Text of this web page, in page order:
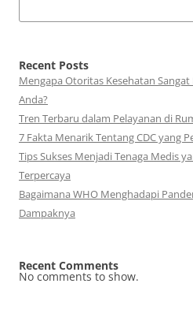
Recent Posts
Mengapa Otoritas Kesehatan
Anda?
Tren Terbaru dalam Pelayanan di
7 Fakta Menarik Tentang CDC yang
Tips Sukses Menjadi Tenaga Medis
Terpercaya
Bagaimana WHO Menghadapi
Dampaknya
Recent Comments
No comments to show.